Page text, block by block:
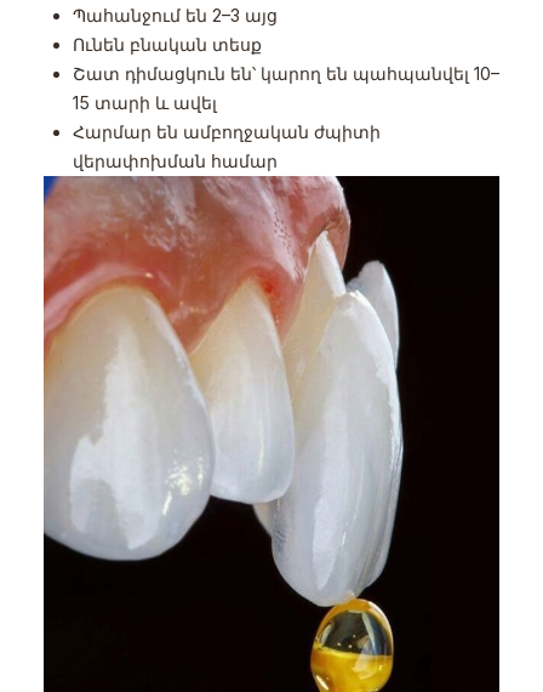
Պահանջում են 2–3 այց
Ունեն բնական տեսք
Շատ դիմացկուն են՝ կարող են պահպանվել 10–
15 տարի և ավել
Հարմար են ամբողջական ժպիտի
վերափոխման համար